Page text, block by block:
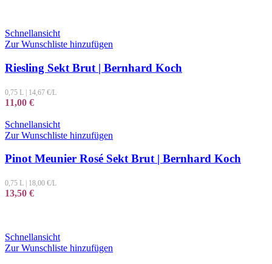
Schnellansicht
Zur Wunschliste hinzufügen
Riesling Sekt Brut | Bernhard Koch
0,75 L | 14,67 €/L
11,00 €
Schnellansicht
Zur Wunschliste hinzufügen
Pinot Meunier Rosé Sekt Brut | Bernhard Koch
0,75 L 18,00 €/L
13,50 €
Schnellansicht
Zur Wunschliste hinzufügen